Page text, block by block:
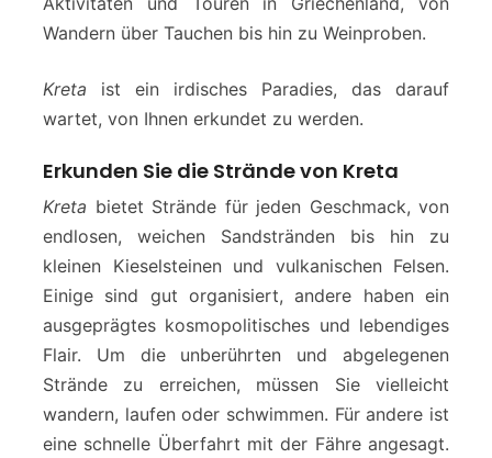
Wandern über Tauchen bis hin zu Weinproben.
Kreta ist ein irdisches Paradies, das darauf
wartet, von Ihnen erkundet zu werden.
Erkunden Sie die Strände von Kreta
Kreta bietet Strände für jeden Geschmack, von
endlosen, weichen Sandstränden bis hin zu
kleinen Kieselsteinen und vulkanischen Felsen.
Einige sind gut organisiert, andere haben ein
ausgeprägtes kosmopolitisches und lebendiges
Flair. Um die unberührten und abgelegenen
Strände zu erreichen, müssen Sie vielleicht
wandern, laufen oder schwimmen. Für andere ist
eine schnelle Überfahrt mit der Fähre angesagt.